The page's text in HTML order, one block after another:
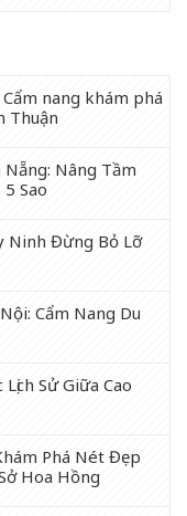
nang khám phá
Thuận
Nâng Tầm
Sao
Ninh Đừng Bỏ Lỡ
Cẩm Nang Du
Sử Giữa Cao
Phá Nét Đẹp
Hoa Hồng